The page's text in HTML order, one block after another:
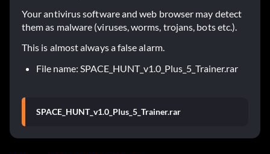
Your antivirus software and web browser may detect
them as malware (viruses, worms, trojans, bots etc.).
This is almost always a false alarm.
File name: SPACE_HUNT_v1.0_Plus_5_Trainer.rar
SPACE_HUNT_v1.0_Plus_5_Trainer.rar